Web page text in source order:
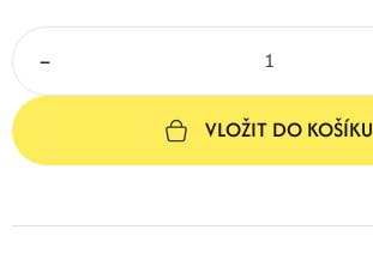
–
VLOŽIT DO KOŠÍKU